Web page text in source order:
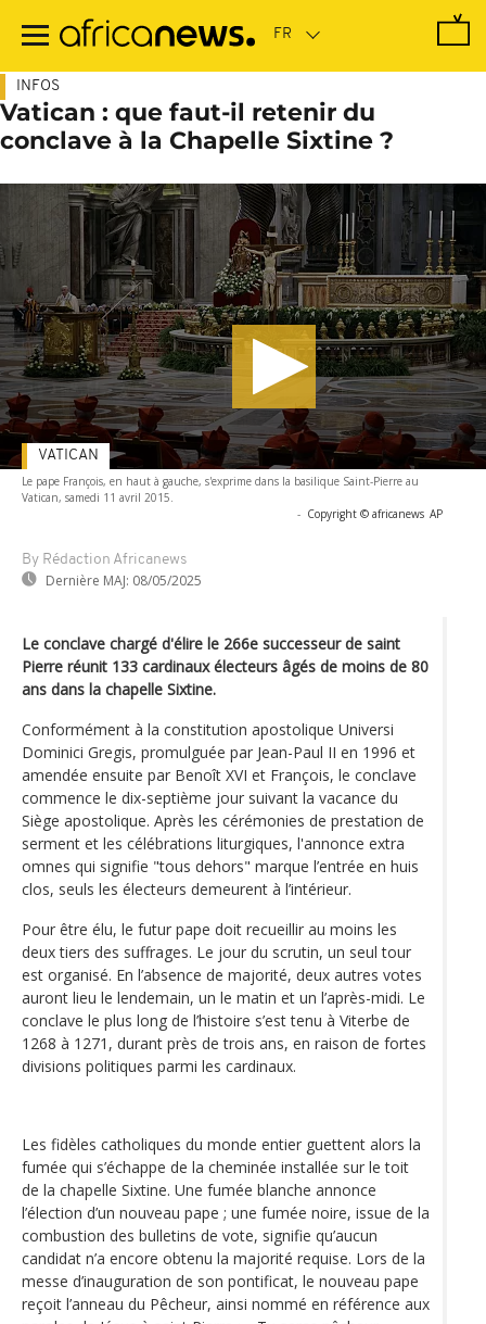
contenu
INFOS
Vatican : que faut-il retenir du
conclave à la Chapelle Sixtine ?
Le pape François, en haut à gauche, s'exprime dans la basilique Saint-Pierre au
Vatican, samedi 11 avril 2015.
- Copyright © africanews AP
By Rédaction Africanews
Dernière MAJ: 08/05/2025
VATICAN
Le conclave chargé d'élire le 266e successeur de saint
Pierre réunit 133 cardinaux électeurs âgés de moins de 80
ans dans la chapelle Sixtine.
Conformément à la constitution apostolique Universi
Dominici Gregis, promulguée par Jean-Paul II en 1996 et
amendée ensuite par Benoît XVI et François, le conclave
commence le dix-septième jour suivant la vacance du
Siège apostolique. Après les cérémonies de prestation de
serment et les célébrations liturgiques, l'annonce extra
omnes qui signifie "tous dehors" marque l’entrée en huis
clos, seuls les électeurs demeurent à l’intérieur.
Pour être élu, le futur pape doit recueillir au moins les
deux tiers des suffrages. Le jour du scrutin, un seul tour
est organisé. En l’absence de majorité, deux autres votes
auront lieu le lendemain, un le matin et un l’après-midi. Le
conclave le plus long de l’histoire s’est tenu à Viterbe de
1268 à 1271, durant près de trois ans, en raison de fortes
divisions politiques parmi les cardinaux.
Les fidèles catholiques du monde entier guettent alors la
fumée qui s’échappe de la cheminée installée sur le toit
de la chapelle Sixtine. Une fumée blanche annonce
l’élection d’un nouveau pape ; une fumée noire, issue de la
combustion des bulletins de vote, signifie qu’aucun
candidat n’a encore obtenu la majorité requise. Lors de la
messe d’inauguration de son pontificat, le nouveau pape
reçoit l’anneau du Pêcheur, ainsi nommé en référence aux